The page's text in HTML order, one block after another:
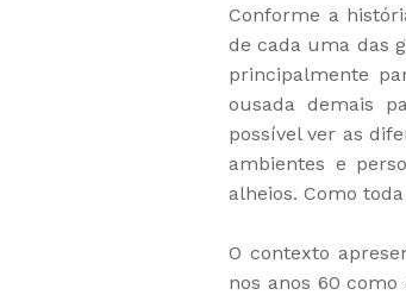
Conforme a
de cada uma das
principalmente
ousada demais
possível ver as
ambientes e
alheios. Como
O contexto
nos anos 60